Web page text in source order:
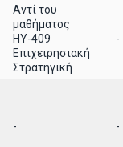
Αντί του
μαθήματος
ΗΥ-409
Επιχειρησιακή
Στρατηγική
-
- -